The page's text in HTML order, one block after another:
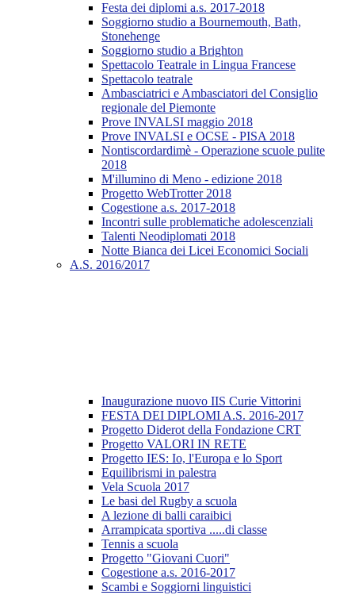
Festa dei diplomi a.s. 2017-2018
Soggiorno studio a Bournemouth, Bath,
Stonehenge
Soggiorno studio a Brighton
Spettacolo Teatrale in Lingua Francese
Spettacolo teatrale
Ambasciatrici e Ambasciatori del Consiglio
regionale del Piemonte
Prove INVALSI maggio 2018
Prove INVALSI e OCSE - PISA 2018
Nontiscordardimè - Operazione scuole pulite
2018
M'illumino di Meno - edizione 2018
Progetto WebTrotter 2018
Cogestione a.s. 2017-2018
Incontri sulle problematiche adolescenziali
Talenti Neodiplomati 2018
Notte Bianca dei Licei Economici Sociali
A.S. 2016/2017
Inaugurazione nuovo IIS Curie Vittorini
FESTA DEI DIPLOMI A.S. 2016-2017
Progetto Diderot della Fondazione CRT
Progetto VALORI IN RETE
Progetto IES: Io, l'Europa e lo Sport
Equilibrismi in palestra
Vela Scuola 2017
Le basi del Rugby a scuola
A lezione di balli caraibici
Arrampicata sportiva .....di classe
Tennis a scuola
Progetto "Giovani Cuori"
Cogestione a.s. 2016-2017
Scambi e Soggiorni linguistici